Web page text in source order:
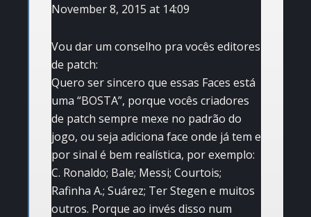
November 8, 2015 at 14:09
Vou dar um conselho pra vocês editores
de patch:
Quero ser sincero que essas Faces está
uma “BOSTA”, porque vocês criadores
de patch sempre mexe no padrão do
jogo, ou seja adiciona face onde já tem e
por sinal é bem realística, por exemplo:
C. Ronaldo; Bale; Messi; Courtois;
Rafinha A.; Suárez; Ter Stegen e muitos
outros. Porque ao invés disso num